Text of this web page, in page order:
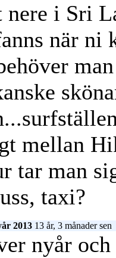
i Sri
när ni
mellan
tar man
taxi?
2013 13 år, 3 månader sen
nyår